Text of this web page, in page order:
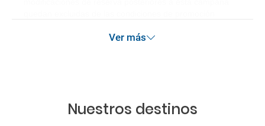
Ver más
Nuestros destinos